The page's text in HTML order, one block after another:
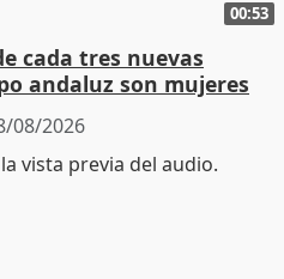
00:53
cada tres nuevas
andaluz son mujeres
08/2026